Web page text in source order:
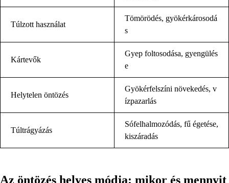
Túlzott használat
Tömörödés, gyökérkárosodá
s
Kártevők
Gyep foltosodása, gyengülés
e
Helytelen öntözés
Gyökérfelszíni növekedés, v
ízpazarlás
Túltrágyázás
Sófelhalmozódás, fű égetése,
kiszáradás
Az öntözés helyes módja: mikor és mennyit